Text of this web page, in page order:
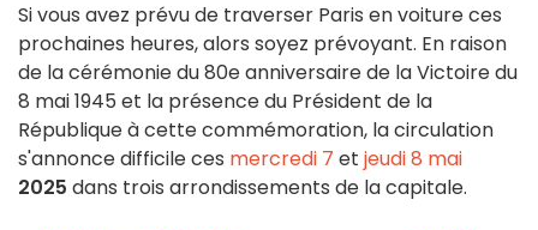
Si vous avez prévu de traverser Paris en voiture ces
prochaines heures, alors soyez prévoyant. En raison
de la cérémonie du 80e anniversaire de la Victoire du
8 mai 1945 et la présence du Président de la
République à cette commémoration, la circulation
s'annonce difficile ces mercredi 7 et jeudi 8 mai
2025 dans trois arrondissements de la capitale.